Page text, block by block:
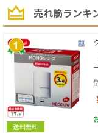
売れ筋ランキ
送料無料